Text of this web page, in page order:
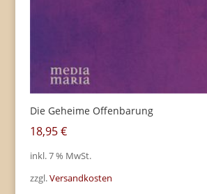
Die Geheime Offenbarung
18,95€
inkl. 7 % MwSt.
zzgl.Versandkosten